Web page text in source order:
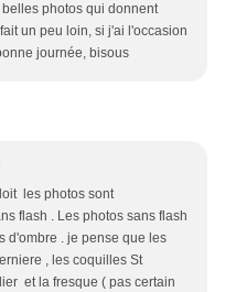
photos qui donnent
un peu loin, si j'ai l'occasion
journée, bisous
les photos sont
flash . Les photos sans flash
d'ombre . je pense que les
, les coquilles St
et la fresque ( pas certain